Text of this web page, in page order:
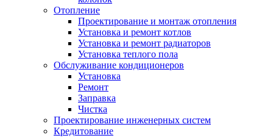
Отопление
Проектирование и монтаж отопления
Установка и ремонт котлов
Установка и ремонт радиаторов
Установка теплого пола
Обслуживание кондиционеров
Установка
Ремонт
Заправка
Чистка
Проектирование инженерных систем
Кредитование